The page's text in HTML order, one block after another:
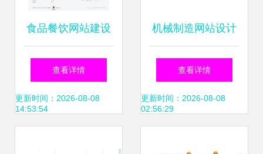
食品餐饮网站建设
案例 海淘科技助力
品牌数字化转型
查看详情
更新时间：2026-08-08
14:53:54
机械制造网站设计
制作 五大核心理念
助你打造高效工业
查看详情
更新时间：2026-08-08
02:56:29